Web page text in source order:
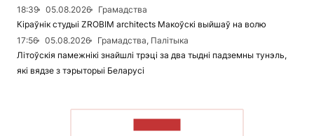
18:39
05.08.2026
Грамадства
Кіраўнік студыі ZROBIM architects Макоўскі выйшаў на волю
17:56
05.08.2026
Грамадства, Палітыка
Літоўскія памежнікі знайшлі трэці за два тыдні падземны тунэль,
які вядзе з тэрыторыі Беларусі